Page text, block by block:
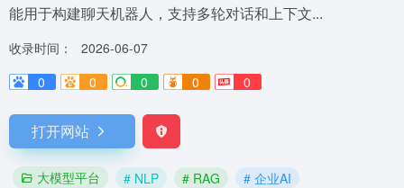
能用于构建聊天机器人，支持多轮对话和上下文...
收录时间：
2026-06-07
0
0 0 0 0
打开网站
大模型平台 # NLP # RAG # 企业AI